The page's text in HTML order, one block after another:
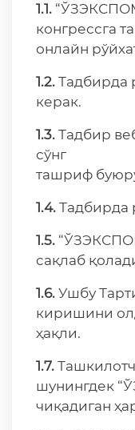
1.1.
конгрессга
онлайн
1.2. Тадбирда
керак.
1.3. Тадбир
сўнг
ташриф
1.4. Тадбирда
1.5.
сақлаб
1.6. Ушбу
киришини
ҳақли.
1.7.
шунингдек
чиқадиган